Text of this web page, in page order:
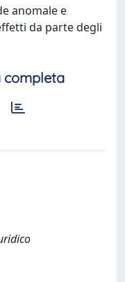
anomale e
da parte degli
completa